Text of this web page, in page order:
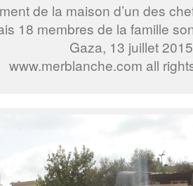
de la maison d’un des
18 membres de la famille
Gaza, 13 juillet 2015
www.merblanche.com all